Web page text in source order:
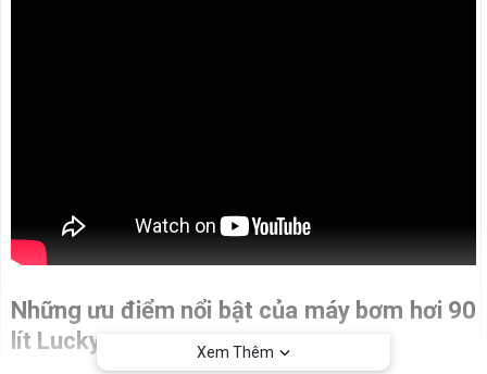
Những ưu điểm nổi bật của máy bơm hơi 90
lít Lucky
Xem Thêm